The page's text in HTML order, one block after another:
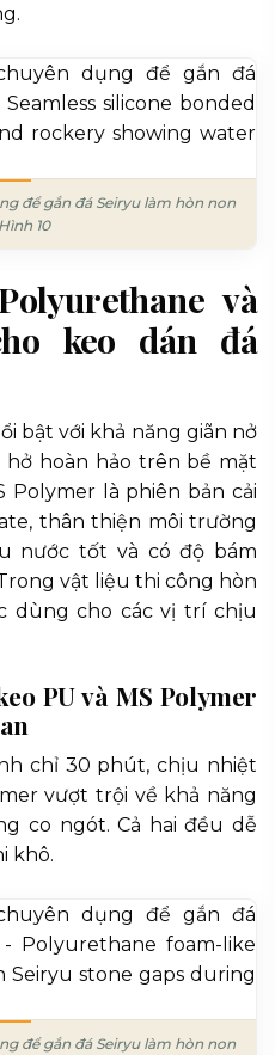
để gắn đá Seiryu làm hòn non
10
và
keo dán đá
bật với khả năng giãn nở
hoàn hảo trên bề mặt
Polymer là phiên bản cải
thân thiện môi trường
nước tốt và có độ bám
vật liệu thi công hòn
dùng cho các vị trí chịu
PU và MS Polymer
chỉ 30 phút, chịu nhiệt
vượt trội về khả năng
co ngót. Cả hai đều dễ
khô.
để gắn đá Seiryu làm hòn non